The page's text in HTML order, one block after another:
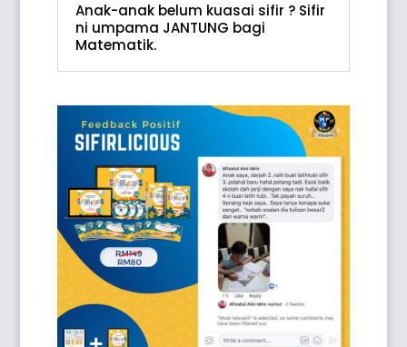
Anak-anak belum kuasai sifir ? Sifir
ni umpama JANTUNG bagi
Matematik.